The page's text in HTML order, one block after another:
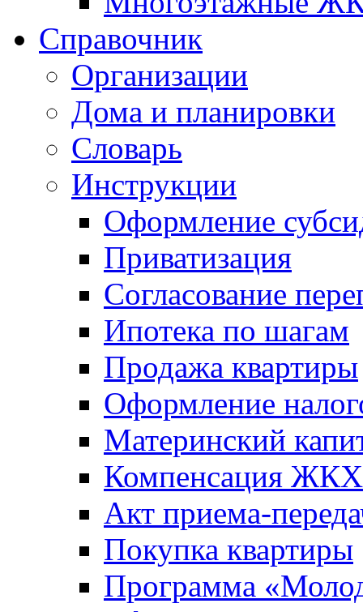
Справочник
Организации
Дома и планировки
Словарь
Инструкции
Оформление
Приватизация
Согласование
Ипотека по шагам
Продажа квартиры
Оформление
Материнский
Компенсация ЖКХ
Акт приема-
Покупка квартиры
Программа